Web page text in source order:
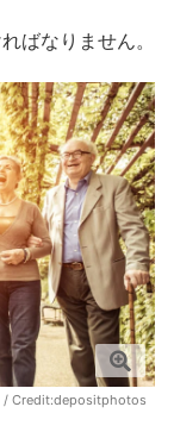
ばなりません。
/ Credit:depositphotos